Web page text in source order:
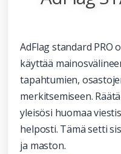
AdFlag standard PRO
käyttää
tapahtumien,
merkitsemiseen.
yleisösi huomaa
helposti. Tämä setti
ja maston.